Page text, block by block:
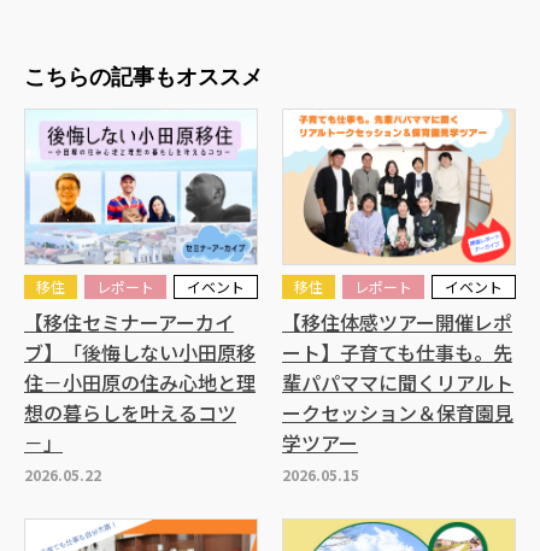
こちらの記事もオススメ
2026.05.22
移住 レポート イベント
【移住セミナーアーカイ
ブ】「後悔しない小田原移
住－小田原の住み心地と理
想の暮らしを叶えるコツ
－」
2026.05.15
移住 レポート イベント
【移住体感ツアー開催レポ
ート】子育ても仕事も。先
輩パパママに聞くリアルト
ークセッション＆保育園見
学ツアー